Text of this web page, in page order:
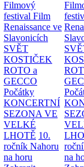
Filmový
festival Film
Renaissance ve
Slavonicích
SVĚT
KOSTIČEK
ROTO a
GECCO
Počátky
KONCERTNÍ
SEZONA VE
VELKÉ
LHOTĚ 10.
ročník Nahoru
na horu
na